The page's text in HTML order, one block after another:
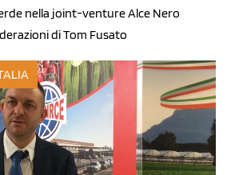
nella joint-venture Alce Nero
di Tom Fusato